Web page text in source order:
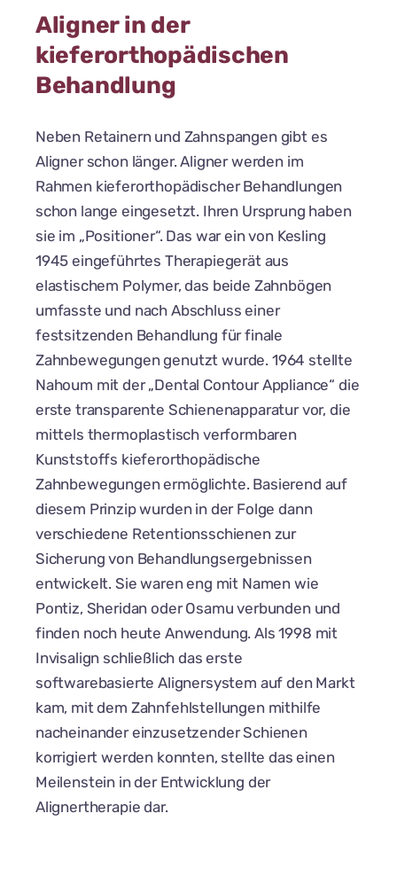
Aligner in der
kieferorthopädischen
Behandlung
Neben Retainern und Zahnspangen gibt es
Aligner schon länger. Aligner werden im
Rahmen kieferorthopädischer Behandlungen
schon lange eingesetzt. Ihren Ursprung haben
sie im „Positioner“. Das war ein von Kesling
1945 eingeführtes Therapiegerät aus
elastischem Polymer, das beide Zahnbögen
umfasste und nach Abschluss einer
festsitzenden Behandlung für finale
Zahnbewegungen genutzt wurde. 1964 stellte
Nahoum mit der „Dental Contour Appliance“ die
erste transparente Schienenapparatur vor, die
mittels thermoplastisch verformbaren
Kunststoffs kieferorthopädische
Zahnbewegungen ermöglichte. Basierend auf
diesem Prinzip wurden in der Folge dann
verschiedene Retentionsschienen zur
Sicherung von Behandlungsergebnissen
entwickelt. Sie waren eng mit Namen wie
Pontiz, Sheridan oder Osamu verbunden und
finden noch heute Anwendung. Als 1998 mit
Invisalign schließlich das erste
softwarebasierte Alignersystem auf den Markt
kam, mit dem Zahnfehlstellungen mithilfe
nacheinander einzusetzender Schienen
korrigiert werden konnten, stellte das einen
Meilenstein in der Entwicklung der
Alignertherapie dar.